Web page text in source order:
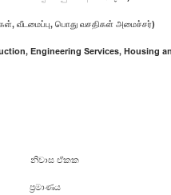
வீடமைப்பு, பொது வசதிகள் அமைச்சர்)
Engineering Services, Housing
ඒකක